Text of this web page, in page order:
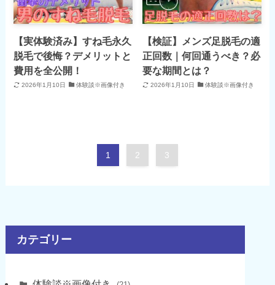
【実体験済み】すね毛永久
脱毛で後悔？デメリットと
費用を全公開！
2026年1月10日 体験談※画像付き
【検証】メンズ足脱毛の適
正回数｜何回通うべき？必
要な期間とは？
2026年1月10日 体験談※画像付き
1 2 3
カテゴリー